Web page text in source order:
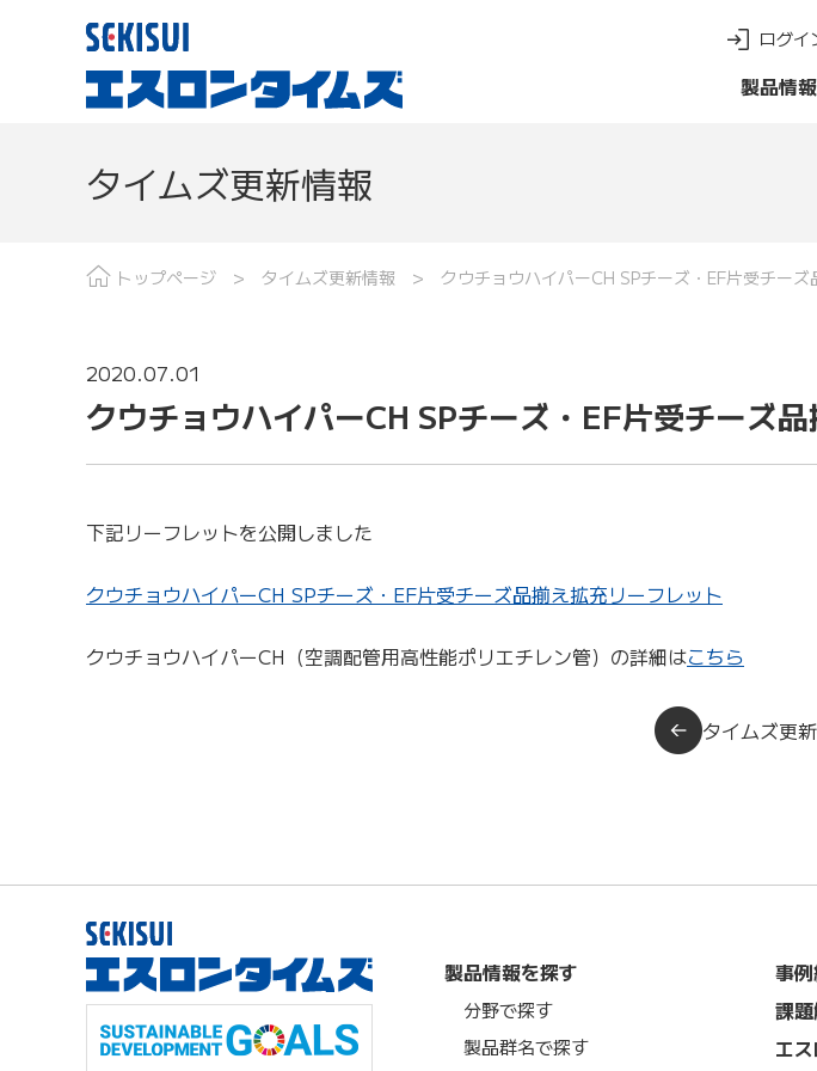
製品情
ログイ
タイムズ更新情報
トップページ タイムズ更新情報 クウチョウハイパーCH SPチーズ・EF片受チー
2020.07.01
クウチョウハイパーCH SPチーズ・EF片受チーズ
下記リーフレットを公開しました
クウチョウハイパーCH SPチーズ・EF片受チーズ品揃え拡充リーフレット
クウチョウハイパーCH（空調配管用高性能ポリエチレン管）の詳細はこちら
タイムズ更
製品情報を探す
分野で探す
製品群名で探す
事
課
エ